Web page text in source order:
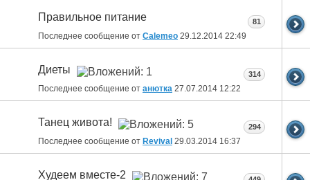
Правильное питание
Последнее сообщение от Calemeo 29.12.2014 22:49
81
Диеты
Последнее сообщение от анютка 27.07.2014 12:22
314
Танец живота!
Последнее сообщение от Revival 29.03.2014 16:37
294
Худеем вместе-2